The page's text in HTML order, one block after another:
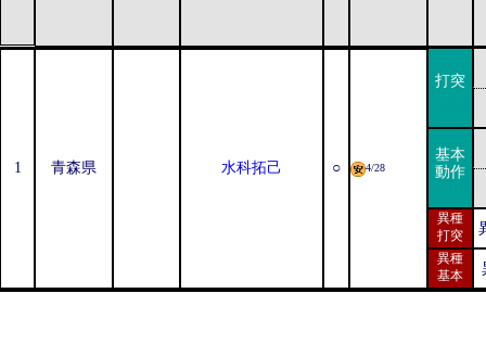
1 青森県 水科拓己 ○ 4/28
打突
基本
動作
異種
打突
異種
基本